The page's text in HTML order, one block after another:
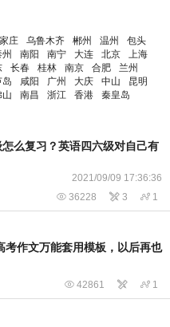
庄 乌鲁木齐 郴州 温州
包头
南阳 南宁 大连 北京
上海
长春 桂林 南京 合肥
兰州
岛 咸阳 广州 大庆 中山
昆明
山 南昌 浙江 香港 秦皇岛
么复习？英语四六级对自己有
2021/09/09 17:36:36
 36228  3  1
考作文万能套用模板，以后再也
 42861   1